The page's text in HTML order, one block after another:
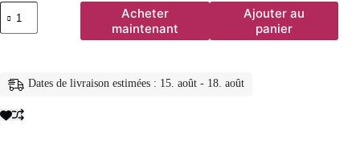
quantité
de
Bagues
316L
femmes,
Acheter
maintenant
Ajouter au
panier
Dates de livraison estimées : 15. août - 18. août